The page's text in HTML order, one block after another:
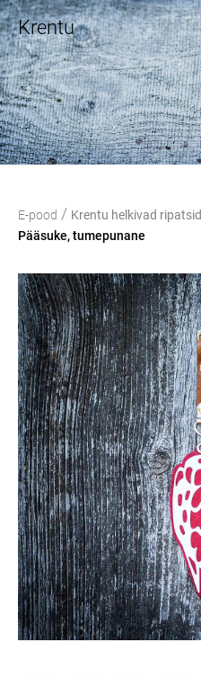
Krentu
E-pood / Krentu helkivad ripatsid
Pääsuke, tumepunane